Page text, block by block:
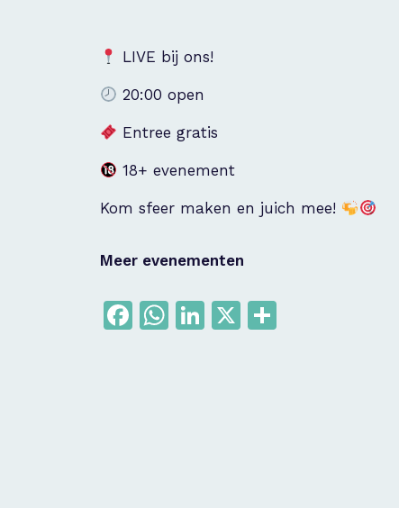
LIVE bij ons!
20:00 open
Entree gratis
18+ evenement
Kom sfeer maken en juich mee!
Meer evenementen
Facebook
WhatsApp
LinkedIn
X